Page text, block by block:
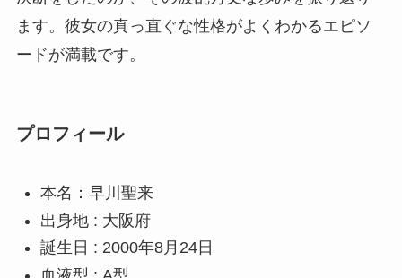
ます。彼女の真っ直ぐな性格がよくわかるエピソ
ードが満載です。
プロフィール
本名：早川聖来
出身地 : 大阪府
誕生日 : 2000年8月24日